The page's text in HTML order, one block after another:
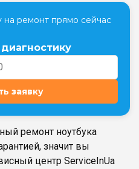
г. Киев, ул. Анны Ахматовой, 30
на ремонт прямо сейчас
заявку
ремонт ноутбука
значит вы
центр ServiceInUa